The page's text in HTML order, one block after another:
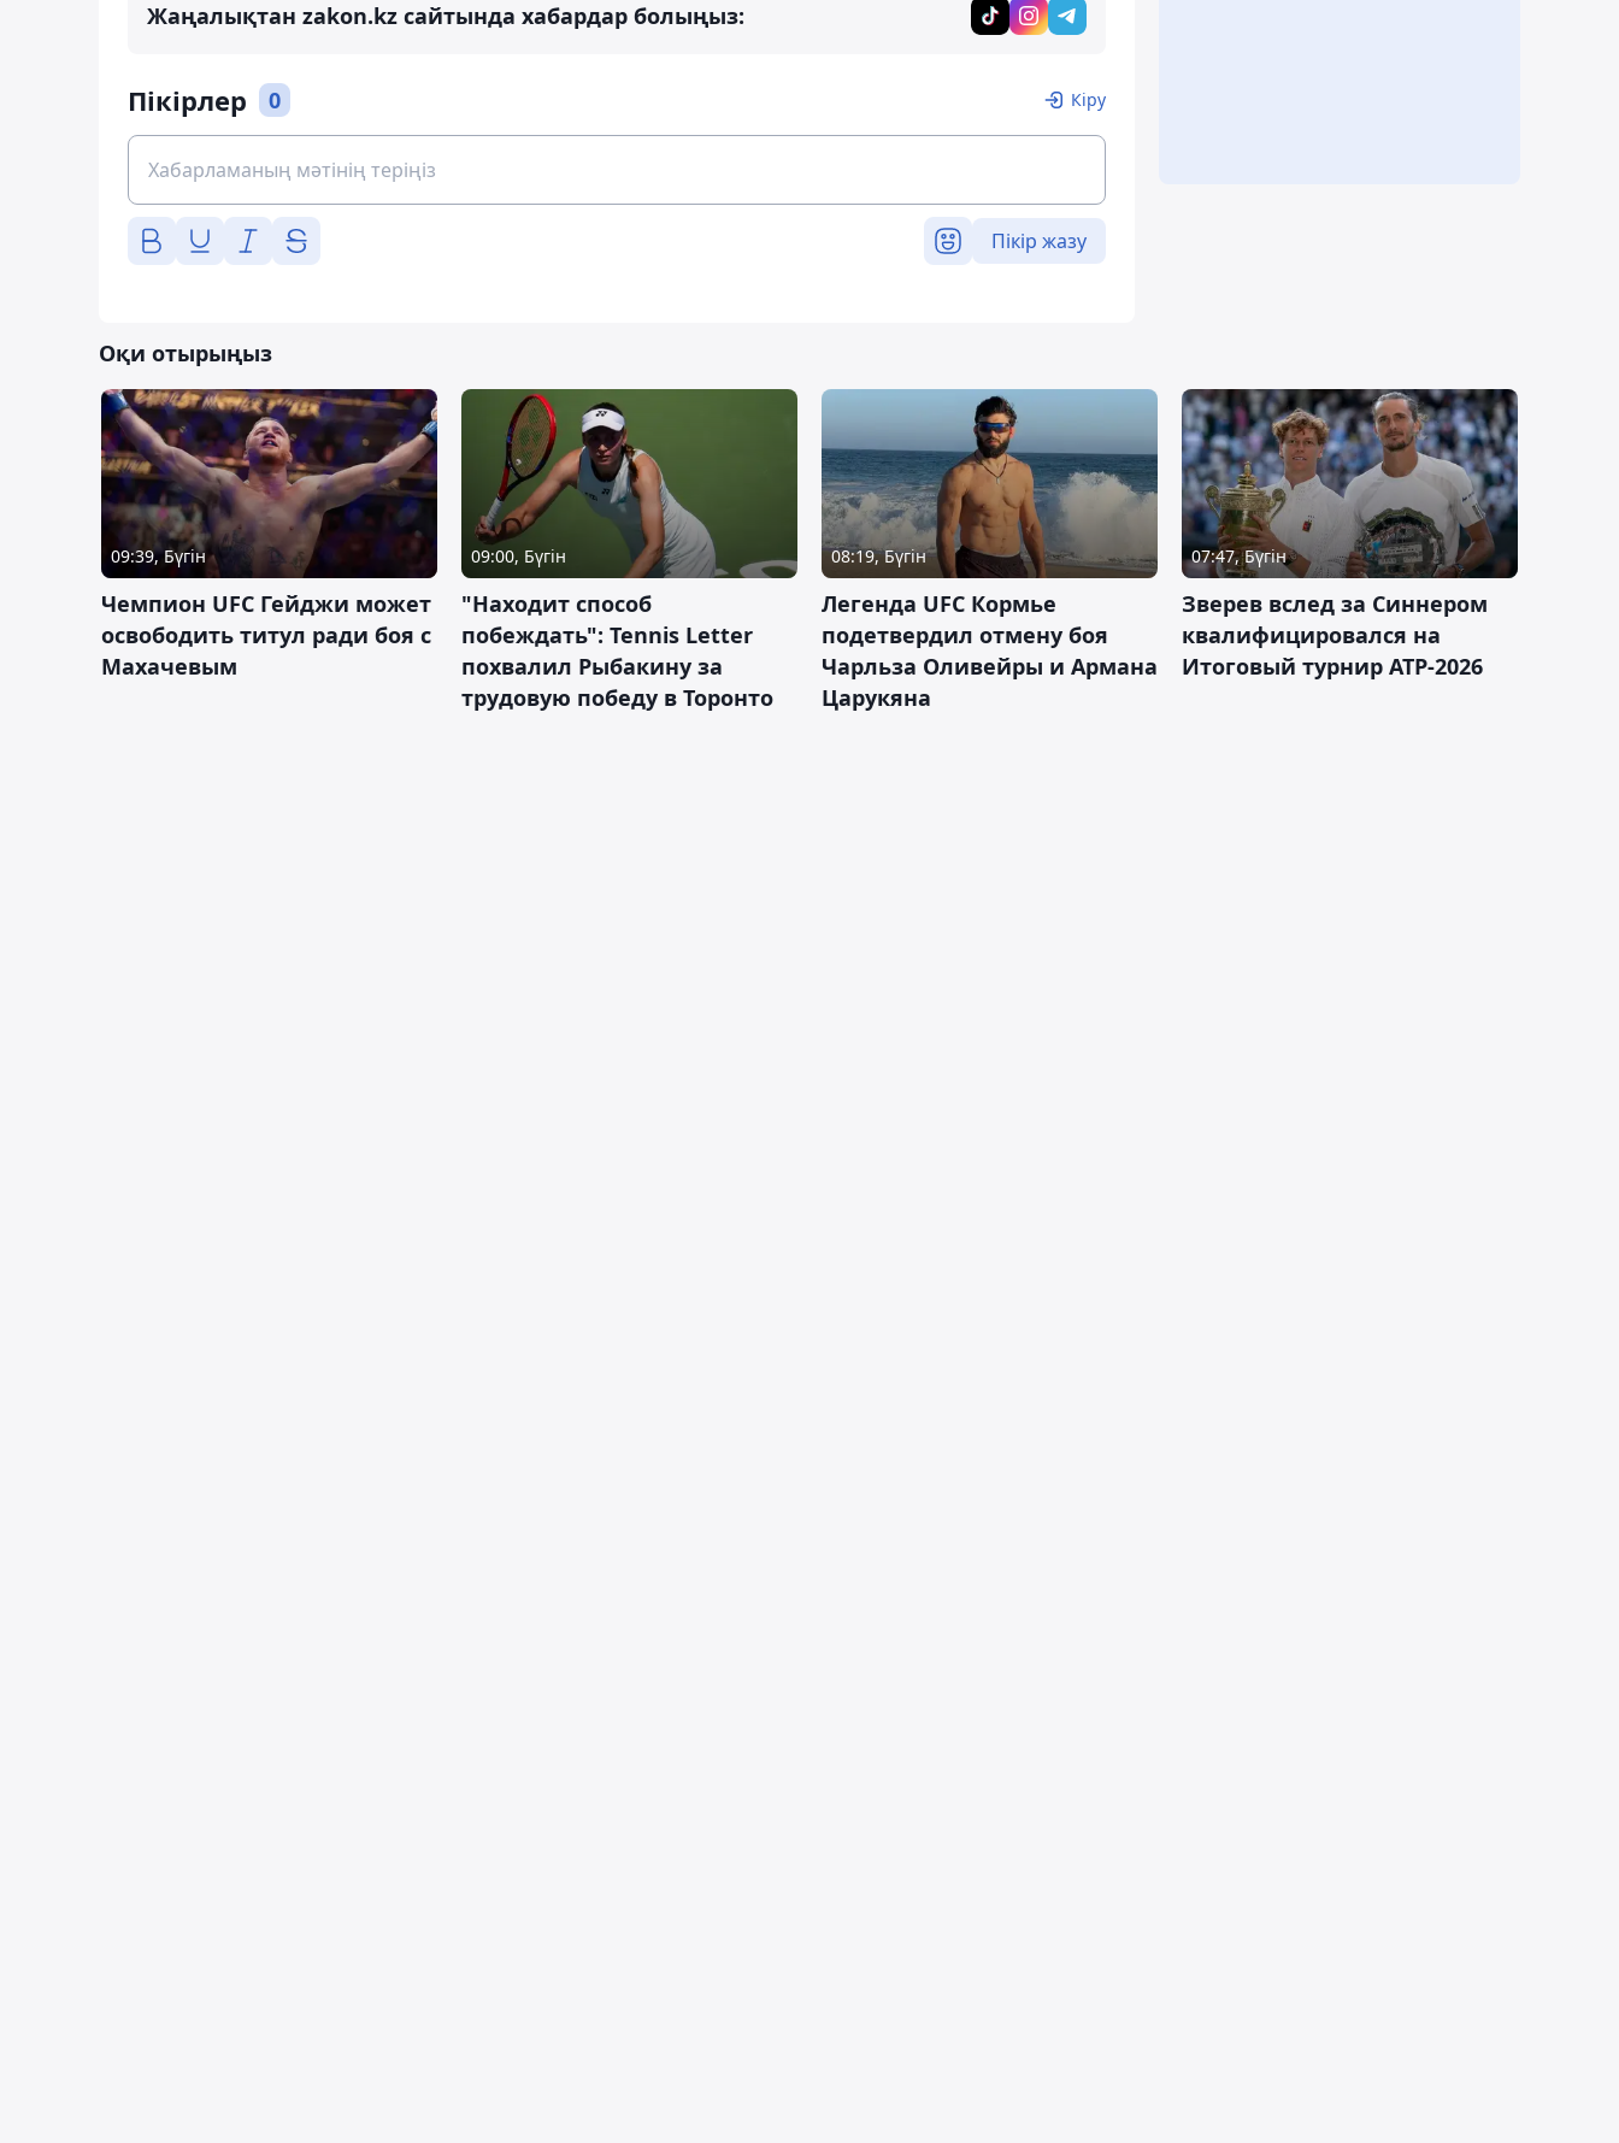
Жаңалықтан zakon.kz сайтында хабардар болыңыз:
Пікірлер 0 Кіру
Пікір жазу
Оқи отырыңыз
09:39, Бүгін
Чемпион UFC Гейджи может
освободить титул ради боя с
Махачевым
09:00, Бүгін
"Находит способ
побеждать": Tennis Letter
похвалил Рыбакину за
трудовую победу в Торонто
08:19, Бүгін
Легенда UFC Кормье
подетвердил отмену боя
Чарльза Оливейры и Армана
Царукяна
07:47, Бүгін
Зверев вслед за Синнером
квалифицировался на
Итоговый турнир ATP-2026